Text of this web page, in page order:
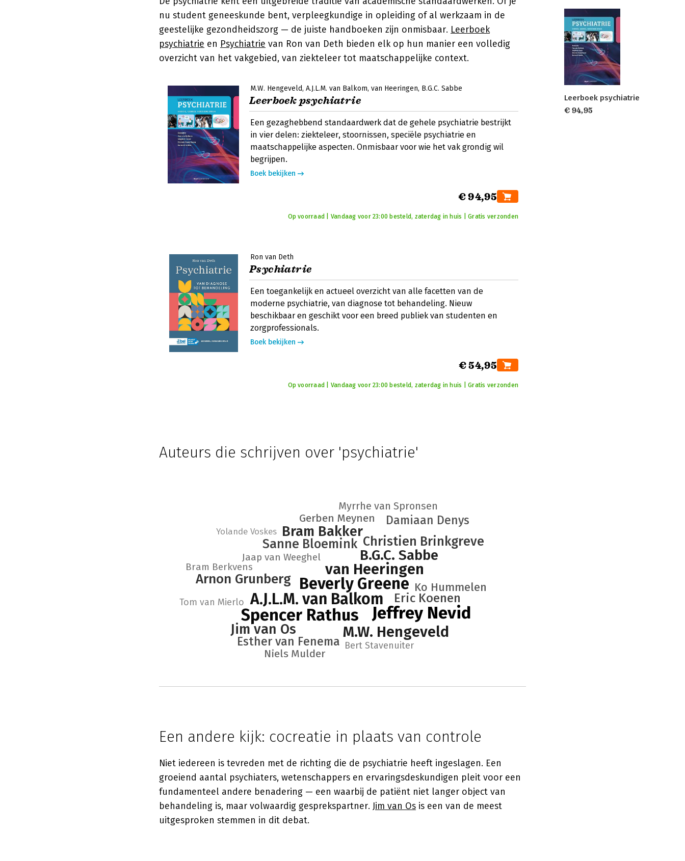
nu student geneeskunde bent, verpleegkundige in opleiding of al werkzaam in de
geestelijke gezondheidszorg — de juiste handboeken zijn onmisbaar. Leerboek
psychiatrie en Psychiatrie van Ron van Deth bieden elk op hun manier een volledig
overzicht van het vakgebied, van ziekteleer tot maatschappelijke context.
M.W. Hengeveld A.J.L.M. van Balkom van Heeringen B.G.C. Sabbe
Leerboek psychiatrie
Een gezaghebbend standaardwerk dat de gehele psychiatrie bestrijkt
in vier delen: ziekteleer, stoornissen, speciële psychiatrie en
maatschappelijke aspecten. Onmisbaar voor wie het vak grondig wil
begrijpen.
Boek bekijken
€ 94,95
Op voorraad | Vandaag voor 23:00 besteld, zaterdag in huis | Gratis verzonden
Ron van Deth
Psychiatrie
Een toegankelijk en actueel overzicht van alle facetten van de
moderne psychiatrie, van diagnose tot behandeling. Nieuw
beschikbaar en geschikt voor een breed publiek van studenten en
zorgprofessionals.
Boek bekijken
€ 54,95
Op voorraad | Vandaag voor 23:00 besteld, zaterdag in huis | Gratis verzonden
Auteurs die schrijven over 'psychiatrie'
Jeffrey Nevid
Spencer Rathus
Beverly Greene
A.J.L.M. van Balkom
van Heeringen
M.W. Hengeveld
B.G.C. Sabbe
Bram Bakker
Jim van Os
Arnon Grunberg
Christien Brinkgreve
Sanne Bloemink
Eric Koenen
Esther van Fenema
Damiaan Denys
Ko Hummelen
Gerben Meynen
Niels Mulder
Myrrhe van Spronsen
Jaap van Weeghel
Bram Berkvens
Bert Stavenuiter
Tom van Mierlo
Yolande Voskes
Een andere kijk: cocreatie in plaats van controle
Niet iedereen is tevreden met de richting die de psychiatrie heeft ingeslagen. Een
groeiend aantal psychiaters, wetenschappers en ervaringsdeskundigen pleit voor een
fundamenteel andere benadering — een waarbij de patiënt niet langer object van
behandeling is, maar volwaardig gesprekspartner. Jim van Os is een van de meest
uitgesproken stemmen in dit debat.
Leerboek psychiatrie
€ 94,95